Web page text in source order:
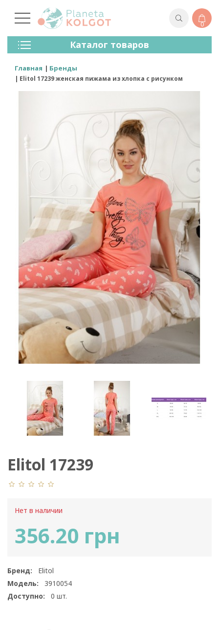
0
Каталог товаров
Колготки
Чулки
Лосины (леггинсы)
Главная Бренды
Elitol 17239 женская пижама из хлопка с рисунком
Elitol 17239
Нет в наличии
356.20 грн
Бренд:
Elitol
Модель:
3910054
Доступно:
0 шт.